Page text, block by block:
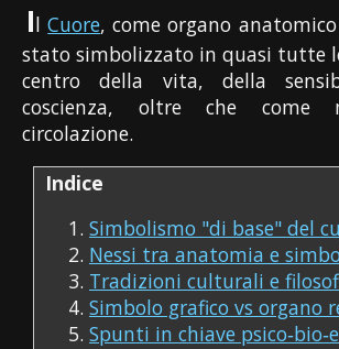
IlCuore, come organo
stato simbolizzato in quasi tutte
centro della vita, della
coscienza, oltre che come
circolazione.
Indice
Simbolismo "di base" del
Nessi tra anatomia e
Tradizioni culturali e
Simbolo grafico vs organo
Spunti in chiave